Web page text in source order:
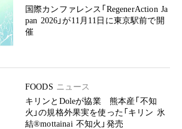
国際カンファレンス「RegenerAction Ja
pan 2026」が11月11日に東京駅前で開
催
FOODS ニュース
キリンとDoleが協業 熊本産「不知
火」の規格外果実を使った「キリン 氷
結®mottainai 不知火」発売